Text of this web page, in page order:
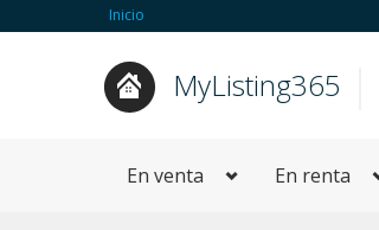
Inicio
MyListing365
En venta En renta